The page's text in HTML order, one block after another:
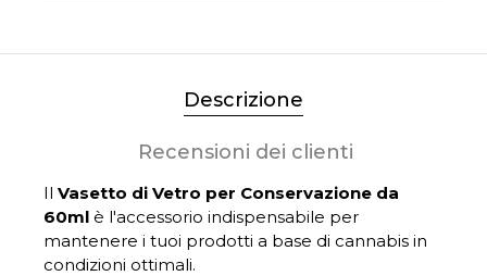
Descrizione
Recensioni dei clienti
Il Vasetto di Vetro per Conservazione da
60ml è l'accessorio indispensabile per
mantenere i tuoi prodotti a base di cannabis in
condizioni ottimali.